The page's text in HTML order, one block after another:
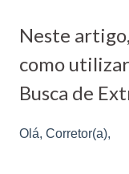
Neste
como
Busca de
Olá, Corretor(a),